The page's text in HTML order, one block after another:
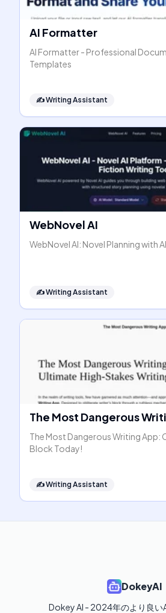
AI Formatter
AI Formatter - Professional
Templates
✍️Writing Assistant
WebNovel AI
WebNovel AI: Novel Planning with AI
✍️Writing Assistant
The Most Dangerous
The Most Dangerous Writing App:
Block Today!
✍️Writing Assistant
DokeyAI
Dokey AI - 2024年のより良い